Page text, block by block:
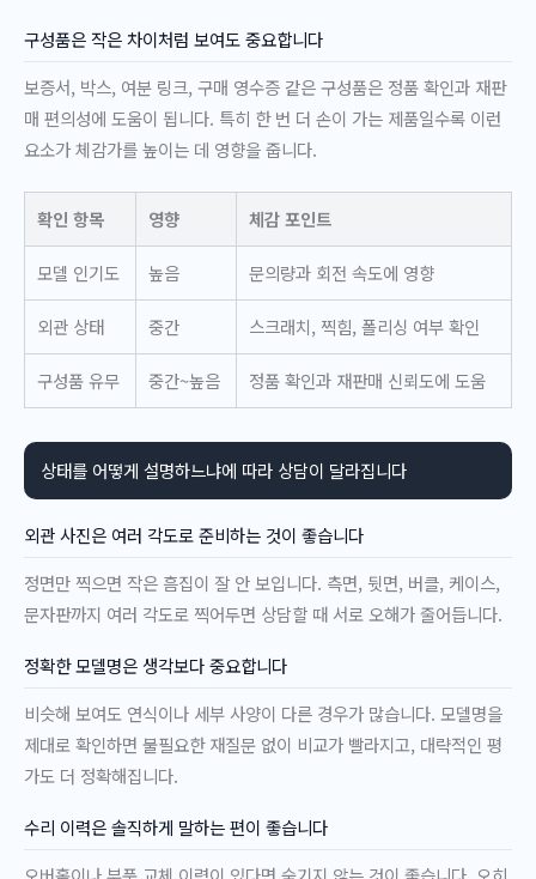
구성품은 작은 차이처럼 보여도 중요합니다
보증서, 박스, 여분 링크, 구매 영수증 같은 구성품은 정품 확인과 재판
매 편의성에 도움이 됩니다. 특히 한 번 더 손이 가는 제품일수록 이런
요소가 체감가를 높이는 데 영향을 줍니다.
확인 항목 영향 체감 포인트
모델 인기도 높음 문의량과 회전 속도에 영향
외관 상태 중간 스크래치, 찍힘, 폴리싱 여부 확인
구성품 유무 중간~높음 정품 확인과 재판매 신뢰도에 도움
상태를 어떻게 설명하느냐에 따라 상담이 달라집니다
외관 사진은 여러 각도로 준비하는 것이 좋습니다
정면만 찍으면 작은 흠집이 잘 안 보입니다. 측면, 뒷면, 버클, 케이스,
문자판까지 여러 각도로 찍어두면 상담할 때 서로 오해가 줄어듭니다.
정확한 모델명은 생각보다 중요합니다
비슷해 보여도 연식이나 세부 사양이 다른 경우가 많습니다. 모델명을
제대로 확인하면 불필요한 재질문 없이 비교가 빨라지고, 대략적인 평
가도 더 정확해집니다.
수리 이력은 솔직하게 말하는 편이 좋습니다